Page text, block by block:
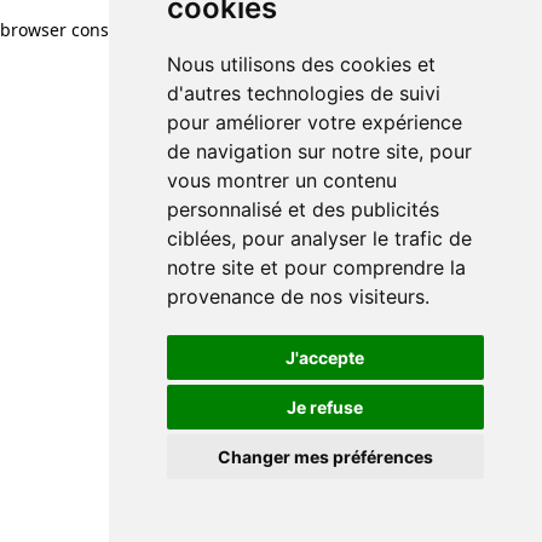
cookies
Nous utilisons des cookies et
d'autres technologies de suivi
pour améliorer votre expérience
de navigation sur notre site, pour
vous montrer un contenu
personnalisé et des publicités
ciblées, pour analyser le trafic de
notre site et pour comprendre la
provenance de nos visiteurs.
J'accepte
Je refuse
Changer mes préférences
browser console for more information)